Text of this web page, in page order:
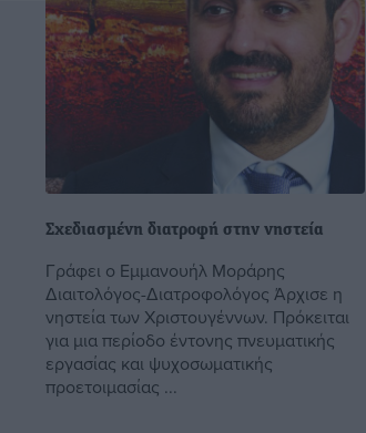
Σχεδιασμένη διατροφή στην νηστεία
Γράφει ο Εμμανουήλ Μοράρης
Διαιτολόγος-Διατροφολόγος Άρχισε η
νηστεία των Χριστουγέννων. Πρόκειται
για μια περίοδο έντονης πνευματικής
εργασίας και ψυχοσωματικής
προετοιμασίας ...